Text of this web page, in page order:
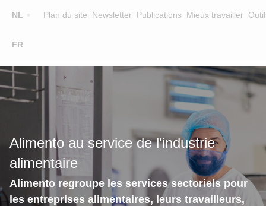
NL
FR
Plan du site Newsletter Publications Mieux travailler
Main
navigation
FORMATION
FORMATEURS
EQUIPE
CONTACT
CHERCHER UNE FORMATION
Alimento au service de l'industrie
alimentaire
Alimento regroupe les services sectoriels pour
les entreprises alimentaires, leurs travailleurs,